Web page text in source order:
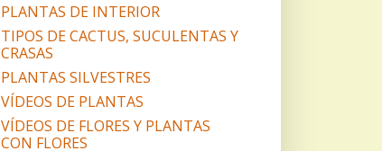
PLANTAS DE INTERIOR
TIPOS DE CACTUS, SUCULENTAS Y
CRASAS
PLANTAS SILVESTRES
VÍDEOS DE PLANTAS
VÍDEOS DE FLORES Y PLANTAS
CON FLORES